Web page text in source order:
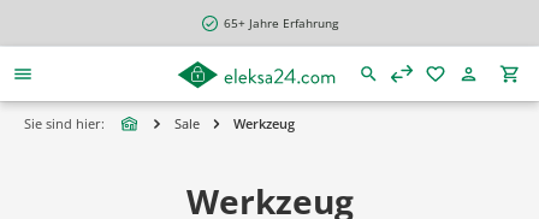
65+ Jahre Erfahrung
Sie sind hier: Sale Werkzeug
Werkzeug